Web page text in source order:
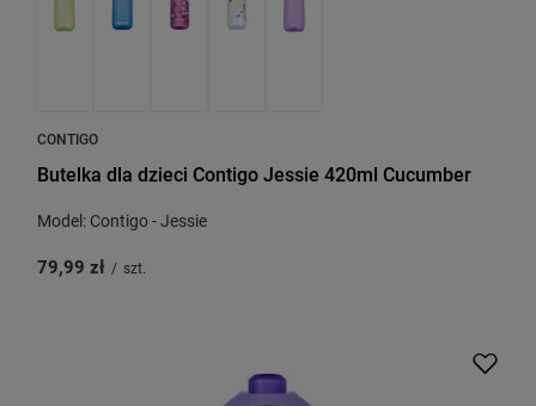
CONTIGO
Butelka dla dzieci Contigo Jessie 420ml Cucumber
Model: Contigo - Jessie
79,99 zł / szt.